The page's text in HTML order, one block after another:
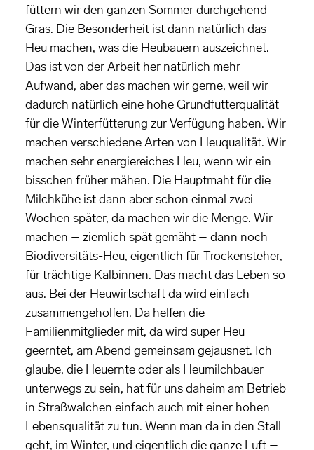
füttern wir den ganzen Sommer durchgehend
Gras. Die Besonderheit ist dann natürlich das
Heu machen, was die Heubauern auszeichnet.
Das ist von der Arbeit her natürlich mehr
Aufwand, aber das machen wir gerne, weil wir
dadurch natürlich eine hohe Grundfutterqualität
für die Winterfütterung zur Verfügung haben. Wir
machen verschiedene Arten von Heuqualität. Wir
machen sehr energiereiches Heu, wenn wir ein
bisschen früher mähen. Die Hauptmaht für die
Milchkühe ist dann aber schon einmal zwei
Wochen später, da machen wir die Menge. Wir
machen – ziemlich spät gemäht – dann noch
Biodiversitäts-Heu, eigentlich für Trockensteher,
für trächtige Kalbinnen. Das macht das Leben so
aus. Bei der Heuwirtschaft da wird einfach
zusammengeholfen. Da helfen die
Familienmitglieder mit, da wird super Heu
geerntet, am Abend gemeinsam gejausnet. Ich
glaube, die Heuernte oder als Heumilchbauer
unterwegs zu sein, hat für uns daheim am Betrieb
in Straßwalchen einfach auch mit einer hohen
Lebensqualität zu tun. Wenn man da in den Stall
geht, im Winter, und eigentlich die ganze Luft –